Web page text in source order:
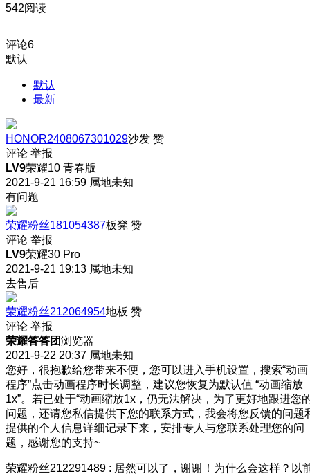
542阅读
评论6
默认
默认
最新
HONOR2408067301029沙发 赞
评论 举报
LV9荣耀10 青春版
2021-9-21 16:59 属地未知
有问题
荣耀粉丝181054387板凳 赞
评论 举报
LV9荣耀30 Pro
2021-9-21 19:13 属地未知
去售后
荣耀粉丝212064954地板 赞
评论 举报
荣耀答答团浏览器
2021-9-22 20:37 属地未知
您好，很抱歉给您带来不便，您可以进入手机设置，搜索“动画
程序”点击动画程序时长调整，建议您恢复为默认值 “动画缩放
1x”。若已处于“动画缩放1x，仍无法解决，为了更好地跟进您
问题，还请您私信提供下您的联系方式，我会将您反馈的问题
提供的个人信息详细记录下来，安排专人与您联系处理您的问
题，感谢您的支持~
荣耀粉丝212291489 : 居然可以了，谢谢！为什么会这样？以